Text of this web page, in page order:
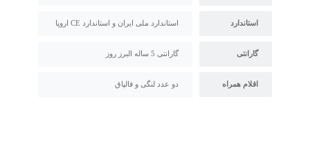
استاندارد استاندارد ملی ایران و استاندارد CE اروپا
گارانتی گارانتی 5 ساله البرز روز
اقلام همراه دو عدد لنگی و قالپاق